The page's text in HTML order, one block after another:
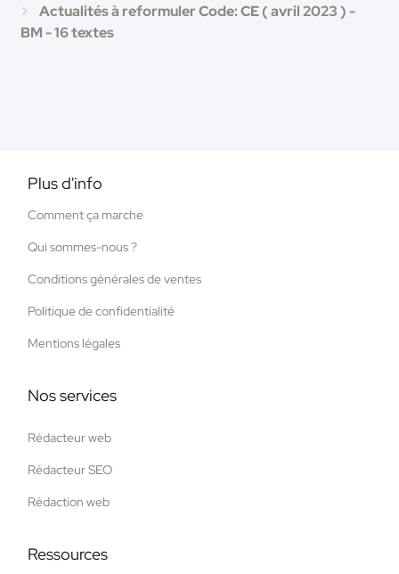
Actualités à reformuler Code: CE ( avril 2023 ) -
BM - 16 textes
Plus d'info
Comment ça marche
Qui sommes-nous ?
Conditions générales de ventes
Politique de confidentialité
Mentions légales
Nos services
Rédacteur web
Rédacteur SEO
Rédaction web
Ressources